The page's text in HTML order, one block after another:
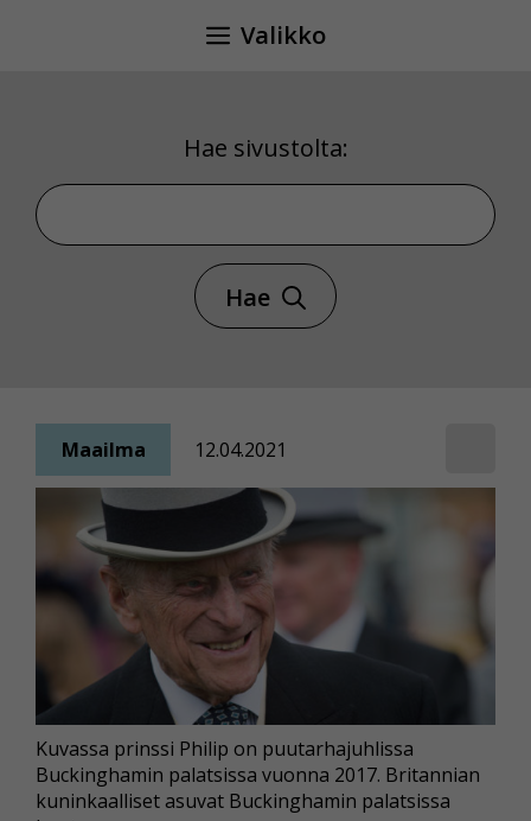
Valikko
Hae sivustolta:
Hae sivustolta
Hae
Maailma 12.04.2021
Kuvassa prinssi Philip on puutarhajuhlissa
Buckinghamin palatsissa vuonna 2017. Britannian
kuninkaalliset asuvat Buckinghamin palatsissa